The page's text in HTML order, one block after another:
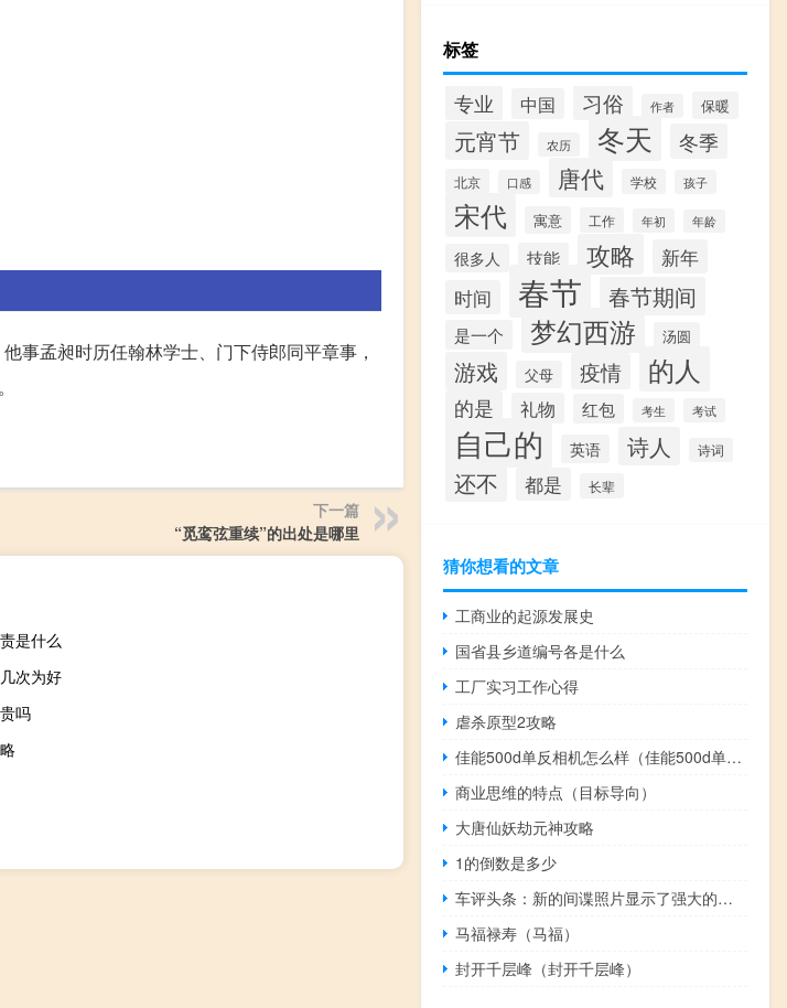
事孟昶时历任翰林学士、门下侍郎同平章事，
下一篇
“觅鸾弦重续”的出处是哪里
是什么
次为好
吗
标签
专业 中国 习俗 作者 保暖
元宵节 农历 冬天 冬季
北京 口感 唐代 学校 孩子
宋代 寓意 工作 年初 年龄
很多人 技能 攻略
新年
时间
春节 春节期间
是一个 梦幻西游 汤圆
游戏 父母 疫情 的人
的是 礼物 红包 考生 考试
自己的 英语 诗人 诗词
还不 都是 长辈
猜你想看的文章
工商业的起源发展史
国省县乡道编号各是什么
工厂实习工作心得
虐杀原型2攻略
佳能500d单反相机怎么样（佳能500d单反相机）
商业思维的特点（目标导向）
大唐仙妖劫元神攻略
1的倒数是多少
车评头条：新的间谍照片显示了强大的红旗L5豪华轿车
马福禄寿（马福）
封开千层峰（封开千层峰）